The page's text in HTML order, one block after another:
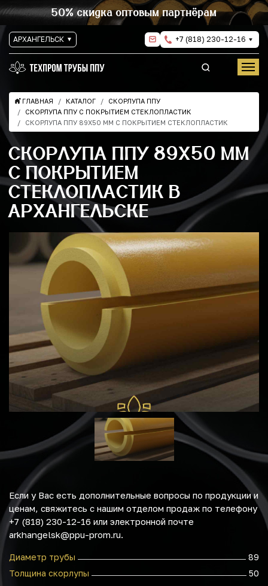
50% скидка оптовым партнёрам
АРХАНГЕЛЬСК +7 (818) 230-12-16
ГЛАВНАЯ КАТАЛОГ
СКОРЛУПА ППУ
СКОРЛУПА ППУ С ПОКРЫТИЕМ СТЕКЛОПЛАСТИК
СКОРЛУПА ППУ 89Х50 ММ С ПОКРЫТИЕМ СТЕКЛОПЛАСТИК
СКОРЛУПА ППУ 89Х50 ММ
С ПОКРЫТИЕМ
СТЕКЛОПЛАСТИК В
АРХАНГЕЛЬСКЕ
Если у Вас есть дополнительные вопросы по продукции и
ценам, свяжитесь с нашим отделом продаж по телефону
+7 (818) 230-12-16 или электронной почте
arkhangelsk@ppu-prom.ru.
Диаметр трубы
89
Толщина скорлупы
50